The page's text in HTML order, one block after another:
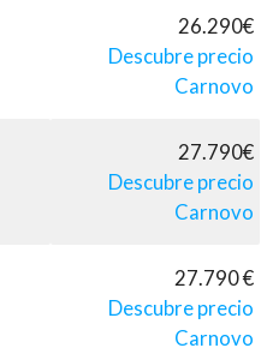
26.290€
Descubre precio
Carnovo
27.790€
Descubre precio
Carnovo
27.790 €
Descubre precio
Carnovo